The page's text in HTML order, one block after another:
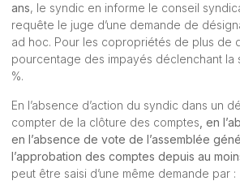
ans, le syndic en informe le conseil
requête le juge d’une demande de
ad hoc. Pour les copropriétés de plus de
pourcentage des impayés déclenchant la
%.
En l’absence d’action du syndic dans un
compter de la clôture des comptes , en
en l’absence de vote de l’assemblée
l’approbation des comptes depuis au
peut être saisi d’une même demande par :